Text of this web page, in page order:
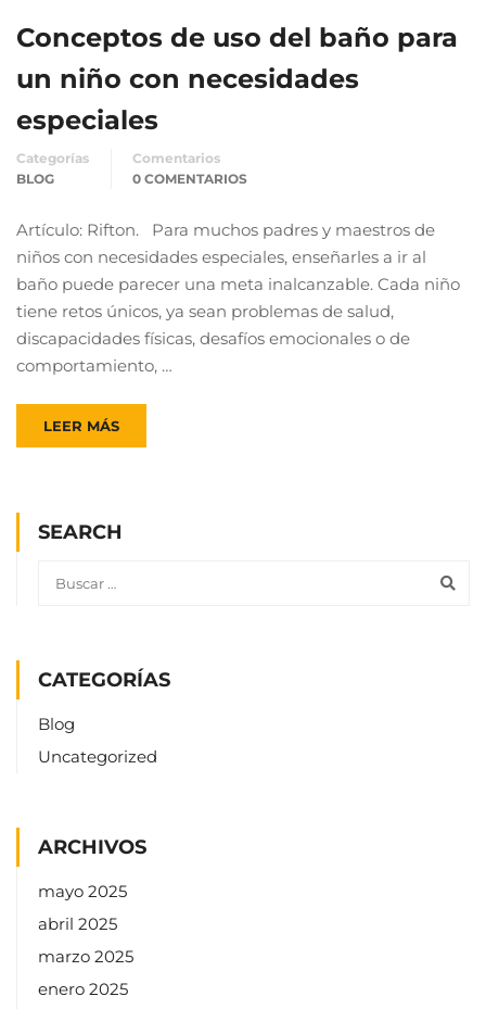
Conceptos de uso del baño para
un niño con necesidades
especiales
Categorías
BLOG
Comentarios
0 COMENTARIOS
Artículo: Rifton. Para muchos padres y maestros de
niños con necesidades especiales, enseñarles a ir al
baño puede parecer una meta inalcanzable. Cada niño
tiene retos únicos, ya sean problemas de salud,
discapacidades físicas, desafíos emocionales o de
comportamiento, …
LEER MÁS
SEARCH
CATEGORÍAS
Blog
Uncategorized
ARCHIVOS
mayo 2025
abril 2025
marzo 2025
enero 2025